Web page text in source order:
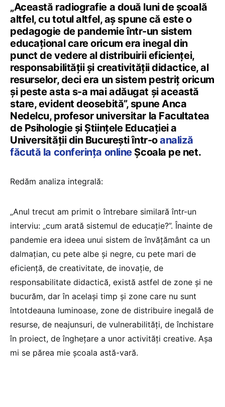
„Această radiografie a două luni de școală
altfel, cu totul altfel, aș spune că este o
pedagogie de pandemie într-un sistem
educațional care oricum era inegal din
punct de vedere al distribuirii eficienței,
responsabilității și creativității didactice, al
resurselor, deci era un sistem pestriț oricum
și peste asta s-a mai adăugat și această
stare, evident deosebită”, spune Anca
Nedelcu, profesor universitar la Facultatea
de Psihologie și Științele Educației a
Universității din București într-oanaliză
făcută la conferința onlineȘcoala pe net.
Redăm analiza integrală:
„Anul trecut am primit o întrebare similară într-un
interviu: „cum arată sistemul de educație?”. Înainte de
pandemie era ideea unui sistem de învățământ ca un
dalmațian, cu pete albe și negre, cu pete mari de
eficiență, de creativitate, de inovație, de
responsabilitate didactică, există astfel de zone și ne
bucurăm, dar în același timp și zone care nu sunt
întotdeauna luminoase, zone de distribuire inegală de
resurse, de neajunsuri, de vulnerabilități, de închistare
în proiect, de înghețare a unor activități creative. Așa
mi se părea mie școala astă-vară.